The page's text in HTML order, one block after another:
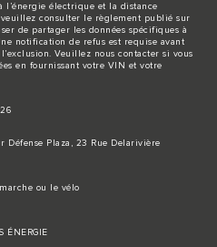
l’énergie électrique et la distance
consulter le règlement publié sur
de partager les données spécifiques à
notification de refus est requise avant
Veuillez nous contacter si vous
en fournissant votre VIN et votre
Défense Plaza, 23 Rue Delarivière
ou le vélo
ÉNERGIE